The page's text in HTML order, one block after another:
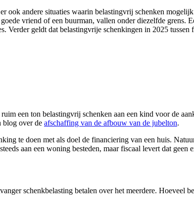
ook andere situaties waarin belastingvrij schenken
vriend of een buurman, vallen onder diezelfde
Verder geldt dat belastingvrije schenkingen in 2025 tussen
een ton belastingvrij schenken aan een kind voor de
blog over de afschaffing van de afbouw van de jubelton.
te doen met als doel de financiering van een huis.
aan een woning besteden, maar fiscaal levert dat geen
schenkbelasting betalen over het meerdere. Hoeveel